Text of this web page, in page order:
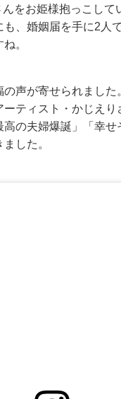
をお姫様抱っこして
、婚姻届を手に2人
。
声が寄せられまし
ティスト・かじえり
の夫婦爆誕」「幸
した。